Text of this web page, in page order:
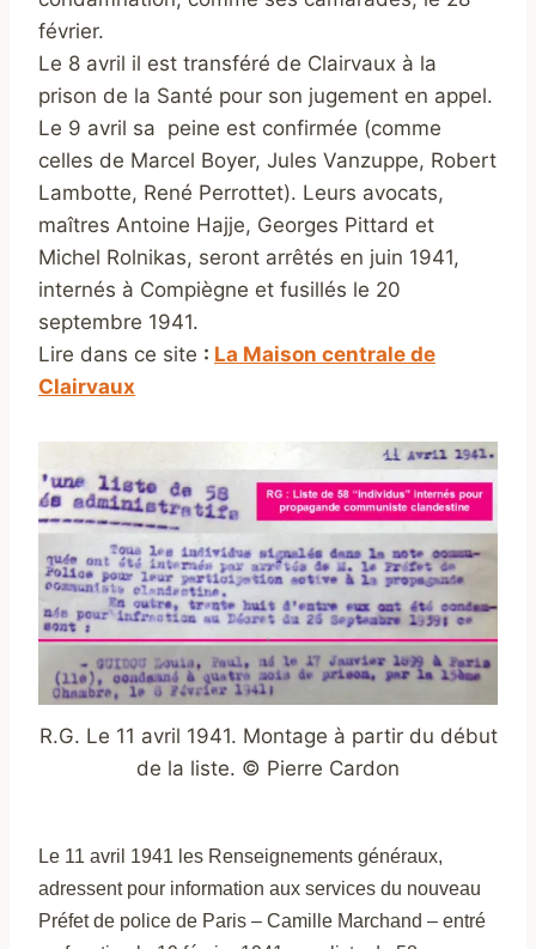
février.
Le 8 avril il est transféré de Clairvaux à la
prison de la Santé pour son jugement en appel.
Le 9 avril sa peine est confirmée (comme
celles de Marcel Boyer, Jules Vanzuppe, Robert
Lambotte, René Perrottet). Leurs avocats,
maîtres Antoine Hajje, Georges Pittard et
Michel Rolnikas, seront arrêtés en juin 1941,
internés à Compiègne et fusillés le 20
septembre 1941.
Lire dans ce site : La Maison centrale de
Clairvaux
R.G. Le 11 avril 1941. Montage à partir du début
de la liste. © Pierre Cardon
Le 11 avril 1941 les Renseignements généraux,
adressent pour information aux services du nouveau
Préfet de police de Paris – Camille Marchand – entré